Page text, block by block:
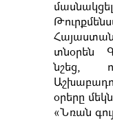
տնօրեն
նշեց,
օրերը
«Նռան